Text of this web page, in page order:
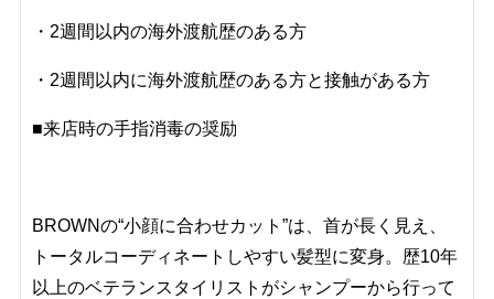
・ 2週間以内の海外渡航歴のある方
・ 2週間以内に海外渡航歴のある方と接触がある方
■来店時の手指消毒の奨励
BROWNの“小顔に合わせカット”は、首が長く見え、
トータルコーディネートしやすい髪型に変身。歴10年
以上のベテランスタイリストがシャンプーから行って